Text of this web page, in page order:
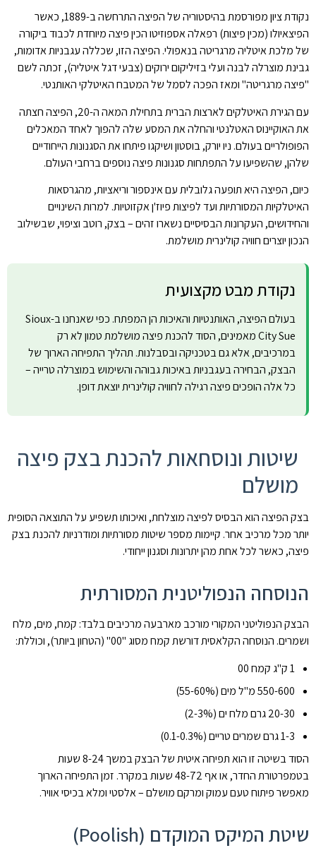
נקודת ציון מפורסמת בהיסטוריה של הפיצה התרחשה ב-1889, כאשר
הפיצאיולו (מכין פיצות) רפאלה אספוזיטו הכין פיצה מיוחדת לכבוד ביקורה
של מלכת איטליה מרגריטה בנאפולי. הפיצה הזו, שכללה עגבניות אדומות,
גבינת מוצרלה לבנה ועלי בזיליקום ירוקים (צבעי דגל איטליה), זכתה לשם
"פיצה מרגריטה" ומאז הפכה לסמל של המטבח האיטלקי האותנטי.
עם הגירת האיטלקים לארצות הברית בתחילת המאה ה-20, הפיצה חצתה
את האוקיינוס האטלנטי והחלה את המסע שלה להפוך לאחד המאכלים
הפופולריים בעולם. ניו יורק, בוסטון ושיקגו פיתחו את הסגנונות הייחודיים
שלהן, שהשפיעו על התפתחות סגנונות פיצה נוספים ברחבי העולם.
כיום, הפיצה היא תופעה גלובלית עם אינספור וריאציות, מהגרסאות
האיטלקיות המסורתיות ועד לפיצות פיוז'ן אקזוטיות. למרות השינויים
והחידושים, העקרונות הבסיסיים נשארו זהים – בצק, רוטב וציפוי, שבשילוב
הנכון יוצרים חוויה קולינרית מושלמת.
נקודת מבט מקצועית
בעולם הפיצה, האותנטיות והאיכות הן המפתח. כפי שאנחנו ב-Sioux
City Sue מאמינים, הסוד להכנת פיצה מושלמת טמון לא רק
במרכיבים, אלא גם בטכניקה ובסבלנות. תהליך התפיחה הארוך של
הבצק, הבחירה בעגבניות באיכות גבוהה והשימוש במוצרלה טרייה –
כל אלה הופכים פיצה רגילה לחוויה קולינרית יוצאת דופן.
שיטות ונוסחאות להכנת בצק פיצה
מושלם
בצק הפיצה הוא הבסיס לפיצה מוצלחת, ואיכותו תשפיע על התוצאה הסופית
יותר מכל מרכיב אחר. קיימות מספר שיטות מסורתיות ומודרניות להכנת בצק
פיצה, כאשר לכל אחת מהן יתרונות וסגנון ייחודי.
הנוסחה הנפוליטנית המסורתית
הבצק הנפוליטני המקורי מורכב מארבעה מרכיבים בלבד: קמח, מים, מלח
ושמרים. הנוסחה הקלאסית דורשת קמח מסוג "00" (הטחון ביותר), וכוללת:
1 ק"ג קמח 00
550-600 מ"ל מים (55-60%)
20-30 גרם מלח ים (2-3%)
1-3 גרם שמרים טריים (0.1-0.3%)
הסוד בשיטה זו הוא תפיחה איטית של הבצק במשך 8-24 שעות
בטמפרטורת החדר, או אף 48-72 שעות במקרר. זמן התפיחה הארוך
מאפשר פיתוח טעם עמוק ומרקם מושלם – אלסטי ומלא בכיסי אוויר.
שיטת המיקס המוקדם (Poolish)